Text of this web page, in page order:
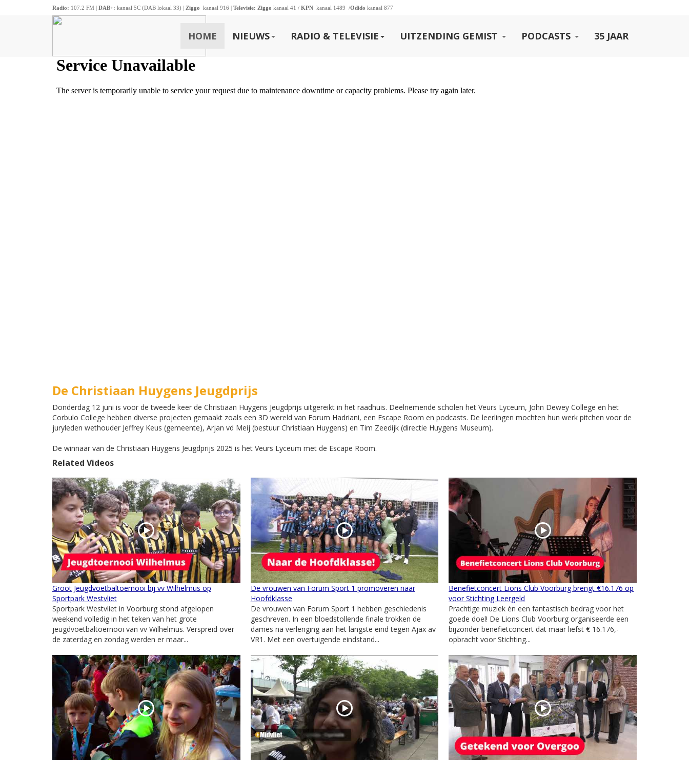
Radio: 107.2 FM | DAB+: kanaal 5C (DAB lokaal 33) | Ziggo kanaal 916 | Televisie: Ziggo kanaal 41 / KPN kanaal 1489 /Odido kanaal 877
HOME NIEUWS RADIO & TELEVISIE UITZENDING GEMIST PODCASTS 35 JAAR
De Christiaan Huygens Jeugdprijs
Donderdag 12 juni is voor de tweede keer de Christiaan Huygens Jeugdprijs uitgereikt in het raadhuis. Deelnemende scholen het Veurs Lyceum, John Dewey College en het
Corbulo College hebben diverse projecten gemaakt zoals een 3D wereld van Forum Hadriani, een Escape Room en podcasts. De leerlingen mochten hun werk pitchen voor de
juryleden wethouder Jeffrey Keus (gemeente), Arjan vd Meij (bestuur Christiaan Huygens) en Tim Zeedijk (directie Huygens Museum).
De winnaar van de Christiaan Huygens Jeugdprijs 2025 is het Veurs Lyceum met de Escape Room.
Related Videos
Groot Jeugdvoetbaltoernooi bij vv Wilhelmus op
Sportpark Westvliet
Sportpark Westvliet in Voorburg stond afgelopen
weekend volledig in het teken van het grote
jeugdvoetbaltoernooi van vv Wilhelmus. Verspreid over
de zaterdag en zondag werden er maar...
De vrouwen van Forum Sport 1 promoveren naar
Hoofdklasse
De vrouwen van Forum Sport 1 hebben geschiedenis
geschreven. In een bloedstollende finale trokken de
dames na verlenging aan het langste eind tegen Ajax av
VR1. Met een overtuigende eindstand...
Benefietconcert Lions Club Voorburg brengt €16.176 op
voor Stichting Leergeld
Prachtige muziek én een fantastisch bedrag voor het
goede doel! De Lions Club Voorburg organiseerde een
bijzonder benefietconcert dat maar liefst € 16.176,-
opbracht voor Stichting...